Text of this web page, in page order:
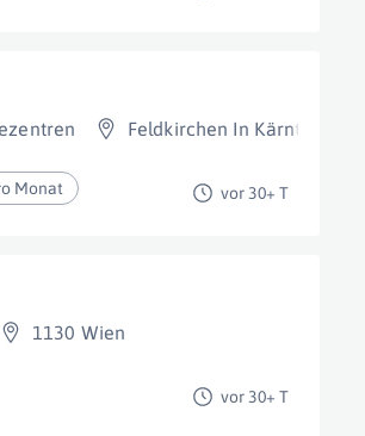
Feldkirchen In Kärnten
Monat vor 30+ T
1130 Wien
vor 30+ T